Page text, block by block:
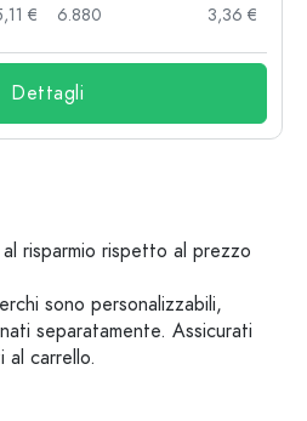
€
6.880
3,36 €
Dettagli
risparmio rispetto al prezzo
sono personalizzabili,
separatamente. Assicurati
al carrello.